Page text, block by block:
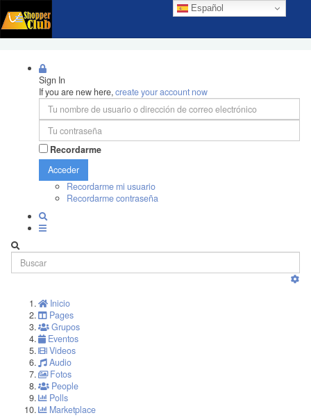
Español
Sign In
If you are new here,create your account now
Recordarme
Acceder
Recordarme mi usuario
Recordarme contraseña
Inicio
Pages
Grupos
Eventos
Videos
Audio
Fotos
People
Polls
Marketplace